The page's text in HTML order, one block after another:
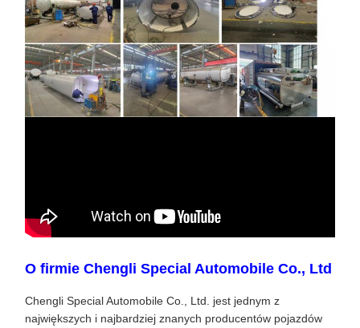
O firmie Chengli Special Automobile Co., Ltd
Chengli Special Automobile Co., Ltd. jest jednym z
największych i najbardziej znanych producentów pojazdów